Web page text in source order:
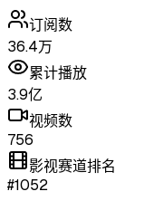
订阅数
36.4万
累计播放
3.9亿
视频数
756
影视赛道排名
#1052